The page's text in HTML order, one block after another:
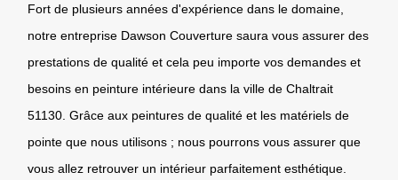
Fort de plusieurs années d'expérience dans le domaine,
notre entreprise Dawson Couverture saura vous assurer des
prestations de qualité et cela peu importe vos demandes et
besoins en peinture intérieure dans la ville de Chaltrait
51130. Grâce aux peintures de qualité et les matériels de
pointe que nous utilisons ; nous pourrons vous assurer que
vous allez retrouver un intérieur parfaitement esthétique.